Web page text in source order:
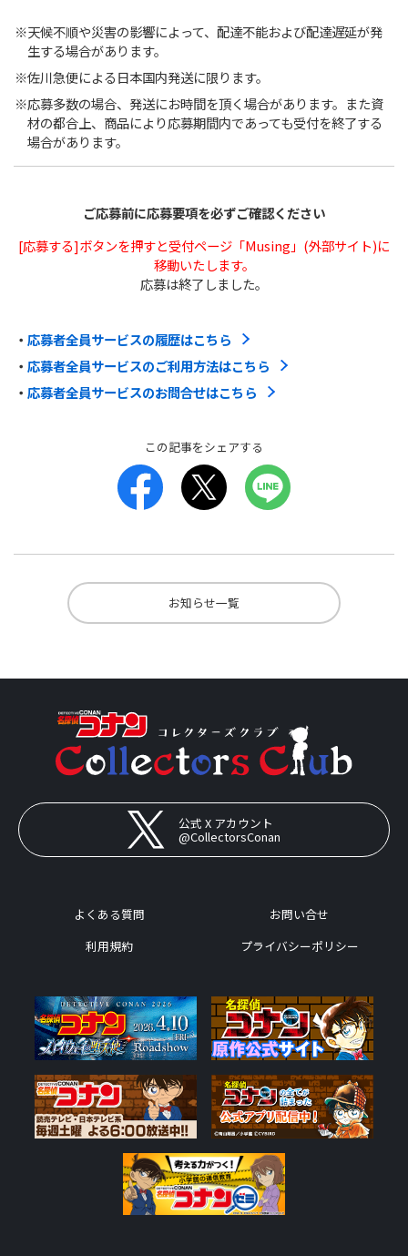
天候不順や災害の影響によって、配達不能および配達遅延が発
生する場合があります。
佐川急便による日本国内発送に限ります。
応募多数の場合、発送にお時間を頂く場合があります。また資
材の都合上、商品により応募期間内であっても受付を終了する
場合があります。
ご応募前に応募要項を必ずご確認ください
[応募する]ボタンを押すと受付ページ「Musing」(外部サイト)に
移動いたします。
応募は終了しました。
応募者全員サービスの履歴はこちら
応募者全員サービスのご利用方法はこちら
応募者全員サービスのお問合せはこちら
この記事をシェアする
お知らせ一覧
公式 X アカウント
@CollectorsConan
よくある質問
お問い合せ
利用規約
プライバシーポリシー